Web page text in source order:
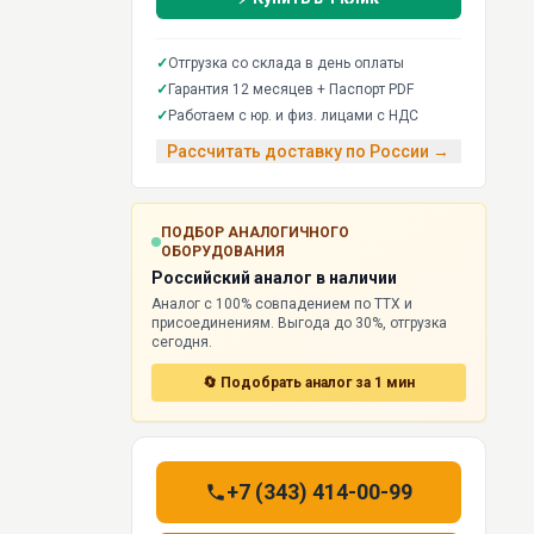
✓Отгрузка со склада в день оплаты
✓ Гарантия 12 месяцев + Паспорт PDF
✓ Работаем с юр. и физ. лицами с НДС
Рассчитать доставку по России →
ПОДБОР АНАЛОГИЧНОГО
ОБОРУДОВАНИЯ
Российский аналог в наличии
Аналог с 100% совпадением по ТТХ и
присоединениям. Выгода до 30%, отгрузка
сегодня.
🔄 Подобрать аналог за 1 мин
+7 (343) 414-00-99